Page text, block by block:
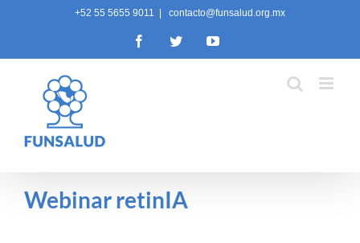
+52 55 5655 9011 contacto@funsalud.org.mx
FacebookTwitterYouTube
Webinar retinIA